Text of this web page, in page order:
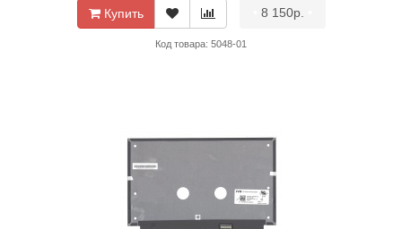
Купить 8 150р.
Код товара: 5048-01